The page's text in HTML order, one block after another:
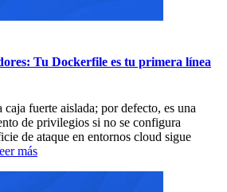
Tu Dockerfile es tu primera línea
fuerte aislada; por defecto, es una
de privilegios si no se configura
de ataque en entornos cloud sigue
más